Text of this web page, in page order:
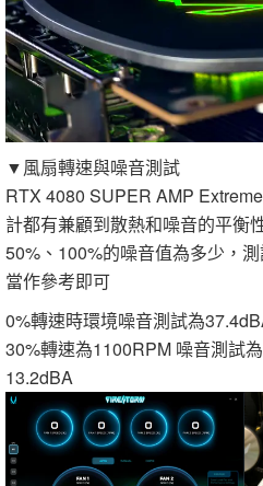
▼風扇轉速與噪音測試
RTX 4080 SUPER AMP
計都有兼顧到散熱和噪音的平衡
50%、100%的噪音值為多少，
當作參考即可
0%轉速時環境噪音測試為
30%轉速為1100RPM 噪音測試
13.2dBA